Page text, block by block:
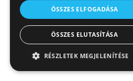
ÖSSZES ELFOGADÁSA
ÖSSZES ELUTASÍTÁSA
RÉSZLETEK MEGJELENÍTÉSE